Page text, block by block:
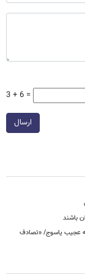
3 + 6 =
ارسال
باشند
حادثه عجیب یاسوج/ «تصادف